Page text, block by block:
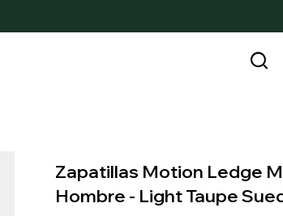
Zapatillas Motion Ledge
Hombre - Light Taupe